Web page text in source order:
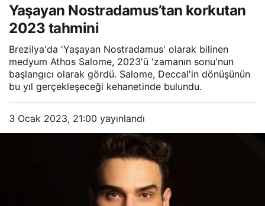
Yaşayan Nostradamus’tan korkutan
2023 tahmini
Brezilya'da 'Yaşayan Nostradamus' olarak bilinen
medyum Athos Salome, 2023'ü 'zamanın sonu'nun
başlangıcı olarak gördü. Salome, Deccal'in dönüşünün
bu yıl gerçekleşeceği kehanetinde bulundu.
3 Ocak 2023, 21:00 yayınlandı